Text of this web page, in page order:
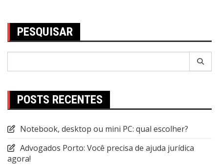
PESQUISAR
POSTS RECENTES
Notebook, desktop ou mini PC: qual escolher?
Advogados Porto: Você precisa de ajuda jurídica
agora!